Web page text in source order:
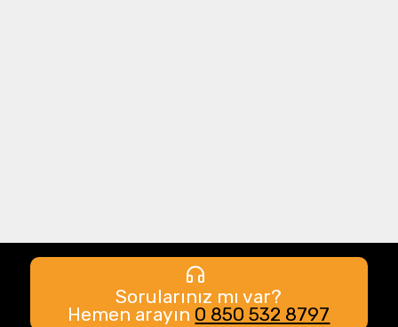
Sorularınız mı var?
Hemen arayın 0 850 532 8797